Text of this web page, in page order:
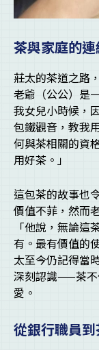
茶與家庭的連
莊太的茶道之路
老爺（公公）是
我女兒小時候，
包鐵觀音，教我
何與茶相關的資
用好茶。」
這包茶的故事也
價值不菲，然而
「他說，無論
有。最有價值的
太至今仍記得當
深刻認識——茶不
愛。
從銀行職員